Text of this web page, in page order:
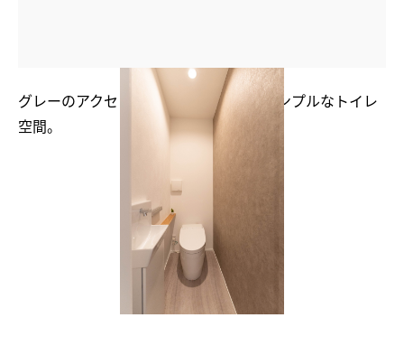
グレーのアクセントクロスが目をひくシンプルなトイレ
空間。